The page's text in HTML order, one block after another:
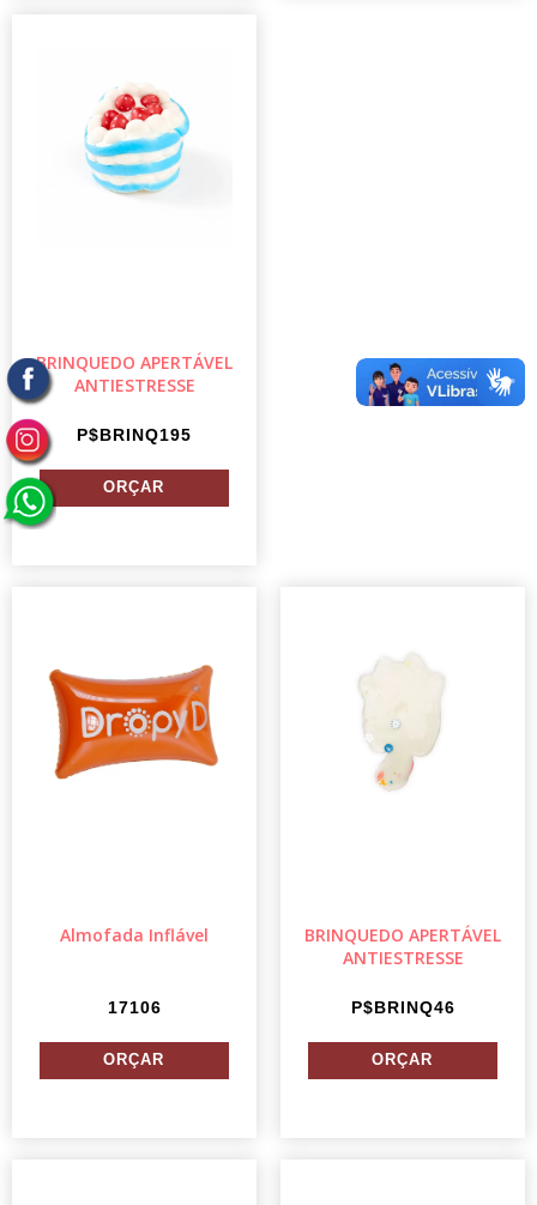
BRINQUEDO APERTÁVEL
ANTIESTRESSE
P$BRINQ195
Almofada Inflável
17106
BRINQUEDO APERTÁVEL
ANTIESTRESSE
P$BRINQ46